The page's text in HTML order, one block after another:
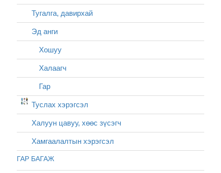
Тугалга, давирхай
Эд анги
Хошуу
Халаагч
Гар
Туслах хэрэгсэл
Халуун цавуу, хөөс зүсэгч
Хамгаалалтын хэрэгсэл
ГАР БАГАЖ